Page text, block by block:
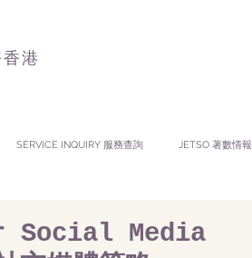
港
SERVICE INQUIRY 服務查詢 JETSO 著數情報
Social Media